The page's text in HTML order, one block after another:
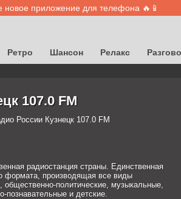
новое приложение для телефона 🔥📱
Ретро Шансон Релакс
107.0 FM
России Кузнецк 107.0 FM
радиостанция страны. Единственная
формата, производящая все виды
политические, музыкальные,
познавательные и детские.